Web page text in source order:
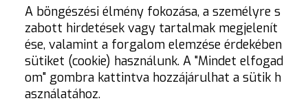
sajnos nincs ilyen termék
Nem találtunk termékeket a megadott
keresési feltételek szerint
A böngészési élmény fokozása, a személyre s
zabott hirdetések vagy tartalmak megjelenít
ése, valamint a forgalom elemzése érdekében
sütiket (cookie) használunk. A "Mindet elfogad
om" gombra kattintva hozzájárulhat a sütik h
asználatához.